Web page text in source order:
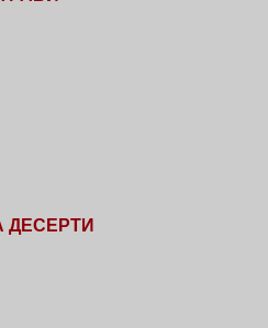
ДЕСЕРТИ